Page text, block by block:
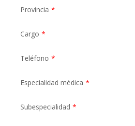
Provincia *
Cargo *
Teléfono *
Especialidad médica *
Subespecialidad *